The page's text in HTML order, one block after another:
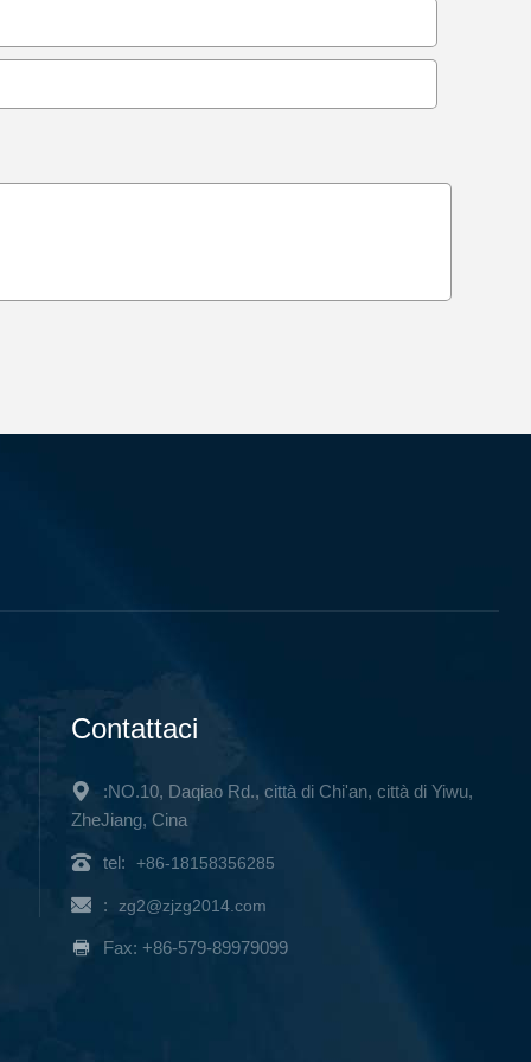
Contattaci
:NO.10, Daqiao Rd., città di Chi'an, città di Yiwu,
ZheJiang, Cina
tel: +86-18158356285
: zg2@zjzg2014.com
Fax: +86-579-89979099